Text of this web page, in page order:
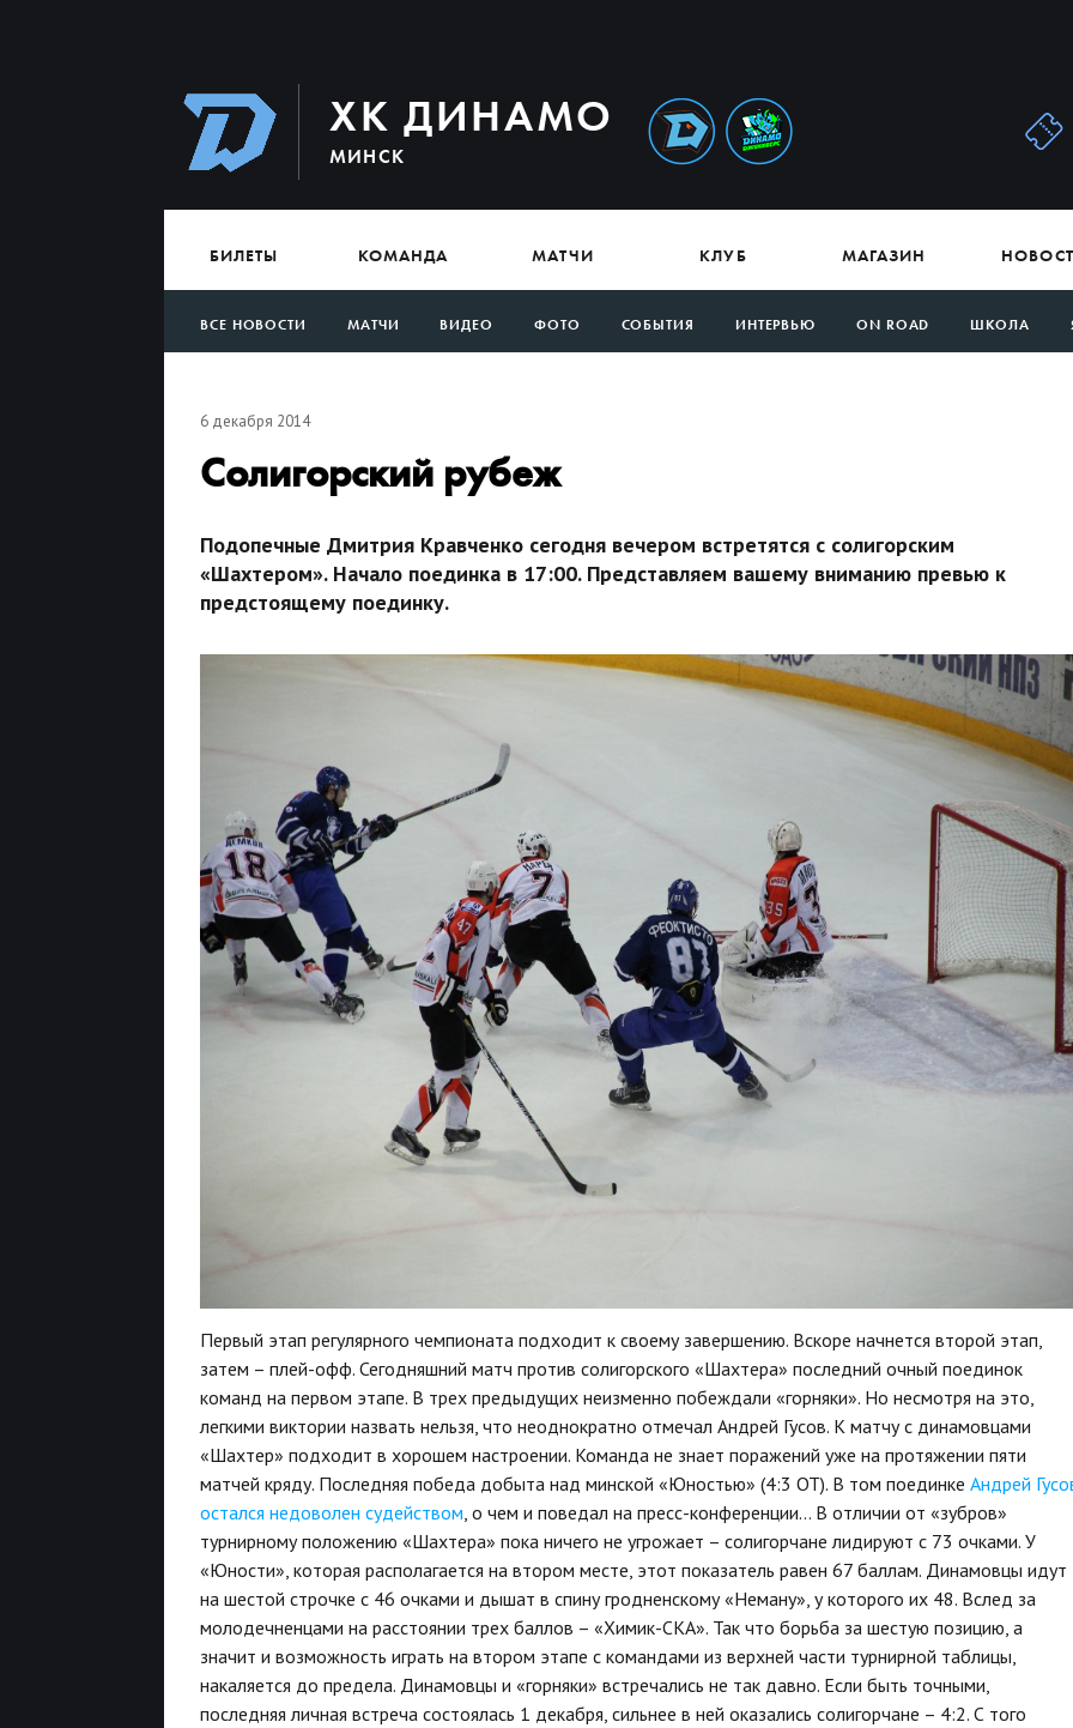
ХК ДИНАМО
МИНСК
БИЛЕТЫ КОМАНДА МАТЧИ КЛУБ МАГАЗИН
ВСЕ НОВОСТИ МАТЧИ ВИДЕО ФОТО СОБЫТИЯ ИНТЕРВЬЮ ON ROAD ШКОЛА
6 декабря 2014
Солигорский рубеж
Подопечные Дмитрия Кравченко сегодня вечером встретятся с солигорским
«Шахтером». Начало поединка в 17:00. Представляем вашему вниманию превью к
предстоящему поединку.
Первый этап регулярного чемпионата подходит к своему завершению. Вскоре начнется второй этап,
затем – плей-офф. Сегодняшний матч против солигорского «Шахтера» последний очный поединок
команд на первом этапе. В трех предыдущих неизменно побеждали «горняки». Но несмотря на это,
легкими виктории назвать нельзя, что неоднократно отмечал Андрей Гусов. К матчу с динамовцами
«Шахтер» подходит в хорошем настроении. Команда не знает поражений уже на протяжении пяти
матчей кряду. Последняя победа добыта над минской «Юностью» (4:3 ОТ). В том поединке Андрей
остался недоволен судейством , о чем и поведал на пресс-конференции… В отличии от «зубров»
турнирному положению «Шахтера» пока ничего не угрожает – солигорчане лидируют с 73 очками. У
«Юности», которая располагается на втором месте, этот показатель равен 67 баллам. Динамовцы идут
на шестой строчке с 46 очками и дышат в спину гродненскому «Неману», у которого их 48. Вслед за
молодечненцами на расстоянии трех баллов – «Химик-СКА». Так что борьба за шестую позицию, а
значит и возможность играть на втором этапе с командами из верхней части турнирной таблицы,
накаляется до предела. Динамовцы и «горняки» встречались не так давно. Если быть точными,
последняя личная встреча состоялась 1 декабря, сильнее в ней оказались солигорчане – 4:2. С того